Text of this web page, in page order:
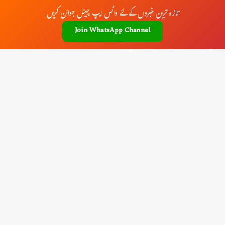
تازہ ترین خبروں کے لئے واٹس ایپ چینل جوائن کریں
Join WhatsApp Channel